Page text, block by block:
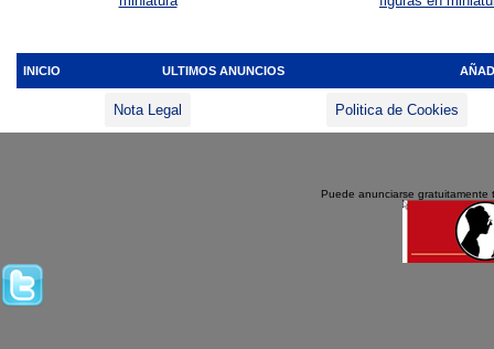
INICIO ULTIMOS ANUNCIOS
Nota Legal Politica de Cookies
Puede anunciarse